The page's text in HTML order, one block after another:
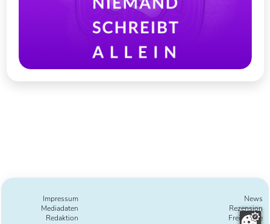
Impressum
Mediadaten
Redaktion
News
Rezension
Freie Texte